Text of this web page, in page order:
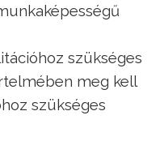
szükséges
meg kell
szükséges